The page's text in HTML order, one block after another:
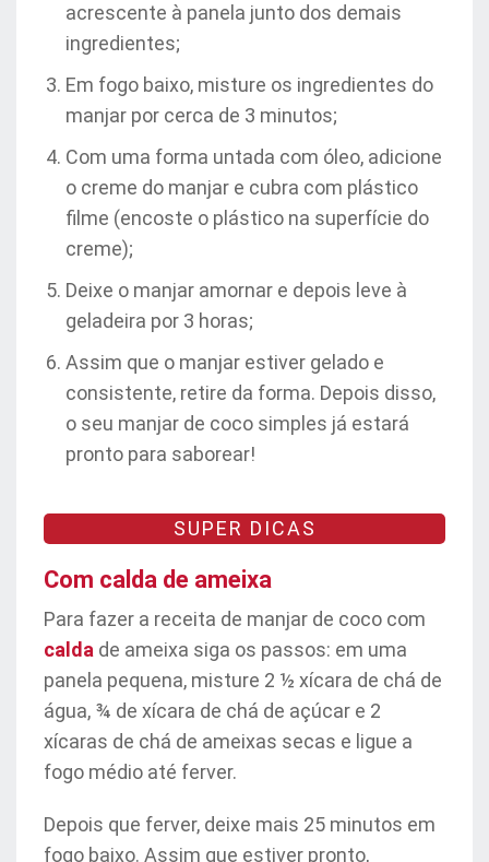
acrescente à panela junto dos demais
ingredientes;
Em fogo baixo, misture os ingredientes do
manjar por cerca de 3 minutos;
Com uma forma untada com óleo, adicione
o creme do manjar e cubra com plástico
filme (encoste o plástico na superfície do
creme);
Deixe o manjar amornar e depois leve à
geladeira por 3 horas;
Assim que o manjar estiver gelado e
consistente, retire da forma. Depois disso,
o seu manjar de coco simples já estará
pronto para saborear!
SUPER DICAS
Com calda de ameixa
Para fazer a receita de manjar de coco com
calda de ameixa siga os passos: em uma
panela pequena, misture 2 ½ xícara de chá de
água, ¾ de xícara de chá de açúcar e 2
xícaras de chá de ameixas secas e ligue a
fogo médio até ferver.
Depois que ferver, deixe mais 25 minutos em
fogo baixo. Assim que estiver pronto,